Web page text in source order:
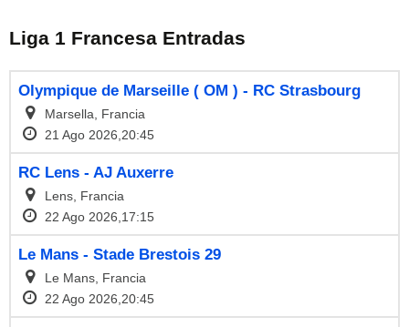
Liga 1 Francesa Entradas
Olympique de Marseille ( OM ) - RC Strasbourg
Marsella, Francia
21 Ago 2026,20:45
RC Lens - AJ Auxerre
Lens, Francia
22 Ago 2026,17:15
Le Mans - Stade Brestois 29
Le Mans, Francia
22 Ago 2026,20:45